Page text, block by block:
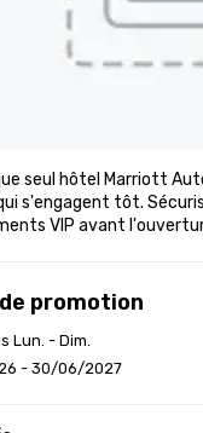
seul hôtel Marriott
s'engagent tôt.
VIP avant
promotion
Lun. - Dim.
- 30/06/2027